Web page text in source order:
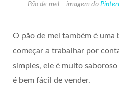
Pão de mel – imagem do
O pão de mel também é uma
começar a trabalhar por
simples, ele é muito
é bem fácil de vender.